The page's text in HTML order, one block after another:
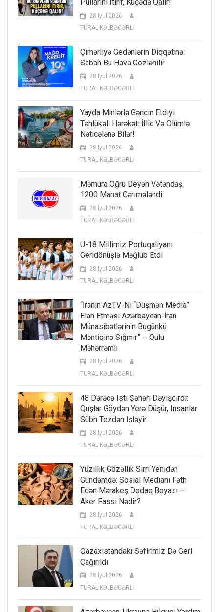
Pullarını Itirir, Küçədə Qalır!
28 İyul 2026
TURAL KƏLBƏCƏRLİ
Çimərliyə Gedənlərin Diqqətinə:
Sabah Bu Hava Gözlənilir
28 İyul 2026
TURAL KƏLBƏCƏRLİ
Yayda Minlərlə Gəncin Etdiyi
Təhlükəli Hərəkət: İflic Və Ölümlə
Nəticələnə Bilər!
28 İyul 2026
TURAL KƏLBƏCƏRLİ
Məmura Oğru Deyən Vətəndaş
1200 Manat Cərimələndi
28 İyul 2026
TURAL KƏLBƏCƏRLİ
U-18 Millimiz Portuqaliyanı
Geridönüşlə Məğlub Etdi
28 İyul 2026
TURAL KƏLBƏCƏRLİ
“İranın AzTV-Ni “düşmən Media”
Elan Etməsi Azərbaycan-İran
Münasibətlərinin Bugünkü
Məntiqinə Sığmır” – Qulu
Məhərrəmli
28 İyul 2026
TURAL KƏLBƏCƏRLİ
48 Dərəcə Isti Şəhəri Dəyişdirdi:
Quşlar Göydən Yerə Düşür, Insanlar
Sübh Tezdən Işləyir
28 İyul 2026
TURAL KƏLBƏCƏRLİ
Yüzillik Gözəllik Sirri Yenidən
Gündəmdə: Sosial Medianı Fəth
Edən Mərakeş Dodaq Boyası –
Aker Fassi Nədir?
28 İyul 2026
TURAL KƏLBƏCƏRLİ
Qazaxıstandakı Səfirimiz Də Geri
Çağırıldı
28 İyul 2026
TURAL KƏLBƏCƏRLİ